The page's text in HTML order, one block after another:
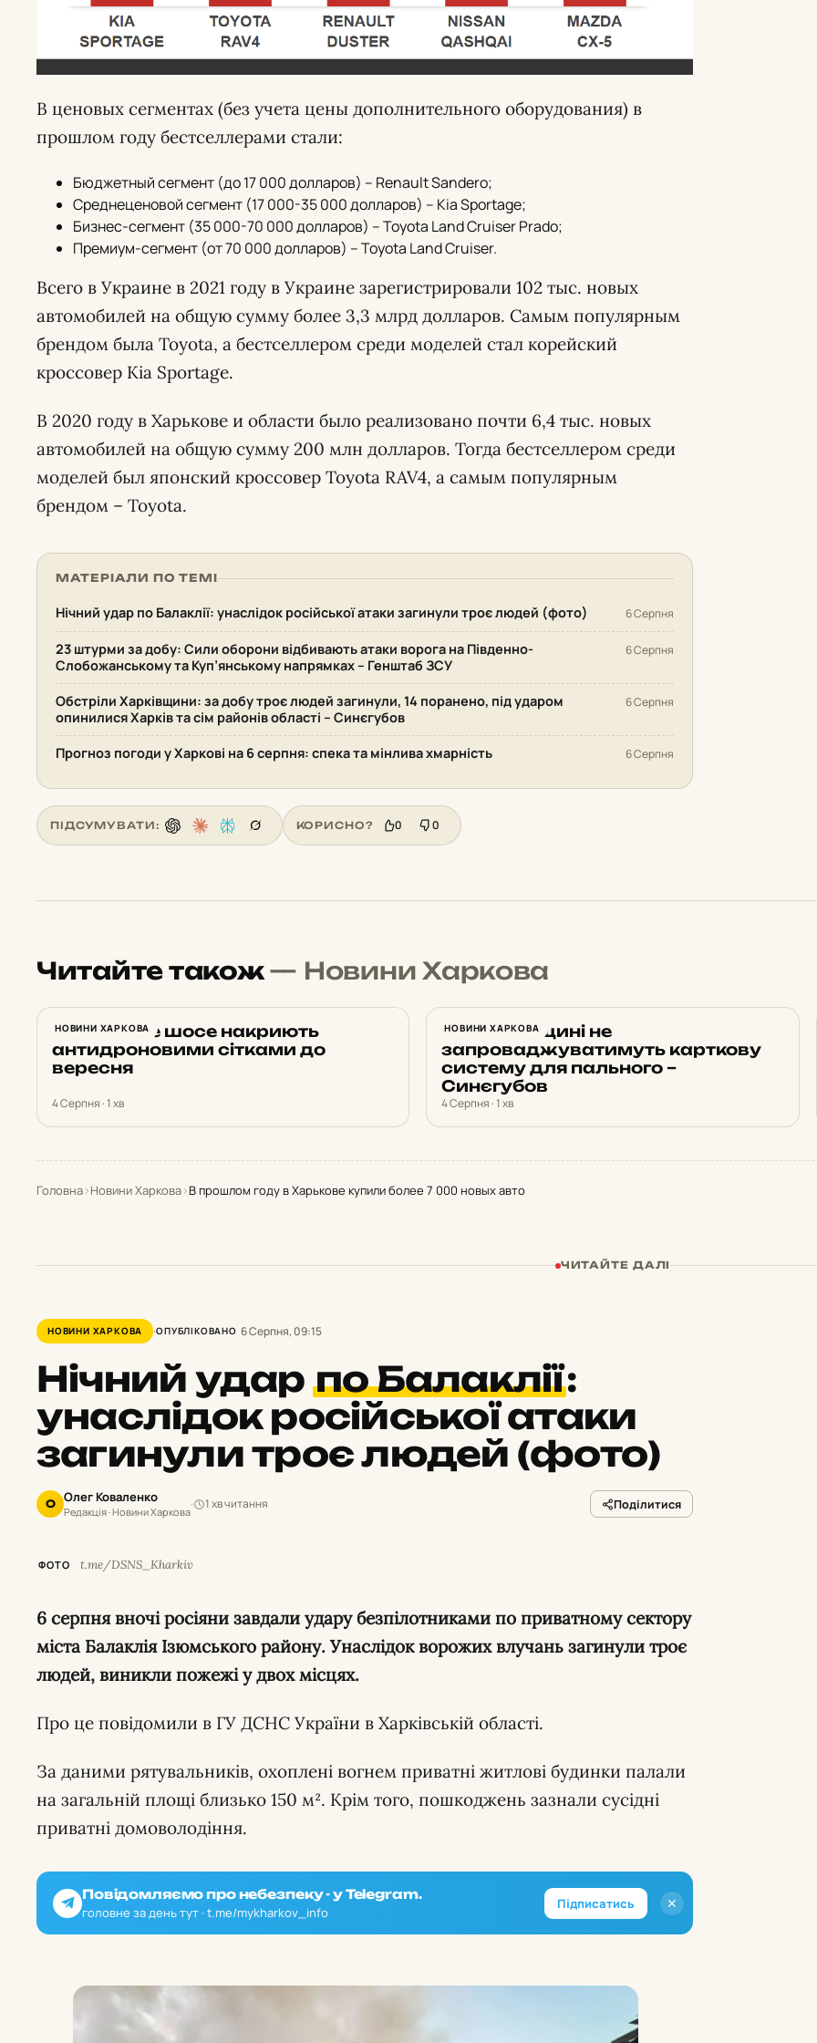
В ценовых сегментах (без учета цены дополнительного оборудования) в
прошлом году бестселлерами стали:
Бюджетный сегмент (до 17 000 долларов) – Renault Sandero;
Среднеценовой сегмент (17 000-35 000 долларов) – Kia Sportage;
Бизнес-сегмент (35 000-70 000 долларов) – Toyota Land Cruiser Prado;
Премиум-сегмент (от 70 000 долларов) – Toyota Land Cruiser.
Всего в Украине в 2021 году в Украине зарегистрировали 102 тыс. новых
автомобилей на общую сумму более 3,3 млрд долларов. Самым популярным
брендом была Toyota, а бестселлером среди моделей стал корейский
кроссовер Kia Sportage.
В 2020 году в Харькове и области было реализовано почти 6,4 тыс. новых
автомобилей на общую сумму 200 млн долларов. Тогда бестселлером среди
моделей был японский кроссовер Toyota RAV4, а самым популярным
брендом – Toyota.
МАТЕРІАЛИ ПО ТЕМІ
Нічний удар по Балаклії: унаслідок російської атаки загинули троє людей (фото) 6 Серпня
23 штурми за добу: Сили оборони відбивають атаки ворога на Південно-
Слобожанському та Куп’янському напрямках – Генштаб ЗСУ
6 Серпня
Обстріли Харківщини: за добу троє людей загинули, 14 поранено, під ударом
опинилися Харків та сім районів області – Синєгубов
6 Серпня
Прогноз погоди у Харкові на 6 серпня: спека та мінлива хмарність 6 Серпня
ПІДСУМУВАТИ: КОРИСНО? 0 0
Читайте також— Новини Харкова
НОВИНИ ХАРКОВА
Харківське шосе накриють
антидроновими сітками до
вересня
4 Серпня · 1 хв
НОВИНИ ХАРКОВА
На Харківщині не
запроваджуватимуть карткову
систему для пального –
Синєгубов
4 Серпня · 1 хв
Головна›Новини Харкова›В прошлом году в Харькове купили более 7 000 новых авто
ЧИТАЙТЕ ДАЛІ
НОВИНИ ХАРКОВА ОПУБЛІКОВАНО 6 Серпня, 09:15
Нічний удар по Балаклії:
унаслідок російської атаки
загинули троє людей (фото)
О Олег Коваленко
Редакція · Новини Харкова
1 хв читання Поділитися
ФОТО t.me/DSNS_Kharkiv
6 серпня вночі росіяни завдали удару безпілотниками по приватному сектору
міста Балаклія Ізюмського району. Унаслідок ворожих влучань загинули троє
людей, виникли пожежі у двох місцях.
Про це повідомили в ГУ ДСНС України в Харківській області.
За даними рятувальників, охоплені вогнем приватні житлові будинки палали
на загальній площі близько 150 м². Крім того, пошкоджень зазнали сусідні
приватні домоволодіння.
✕
Повідомляємо про небезпеку - у Telegram.
головне за день тут · t.me/mykharkov_info
Підписатись